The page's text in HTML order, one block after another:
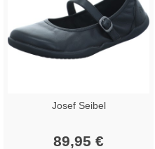
Josef Seibel
89,95 €